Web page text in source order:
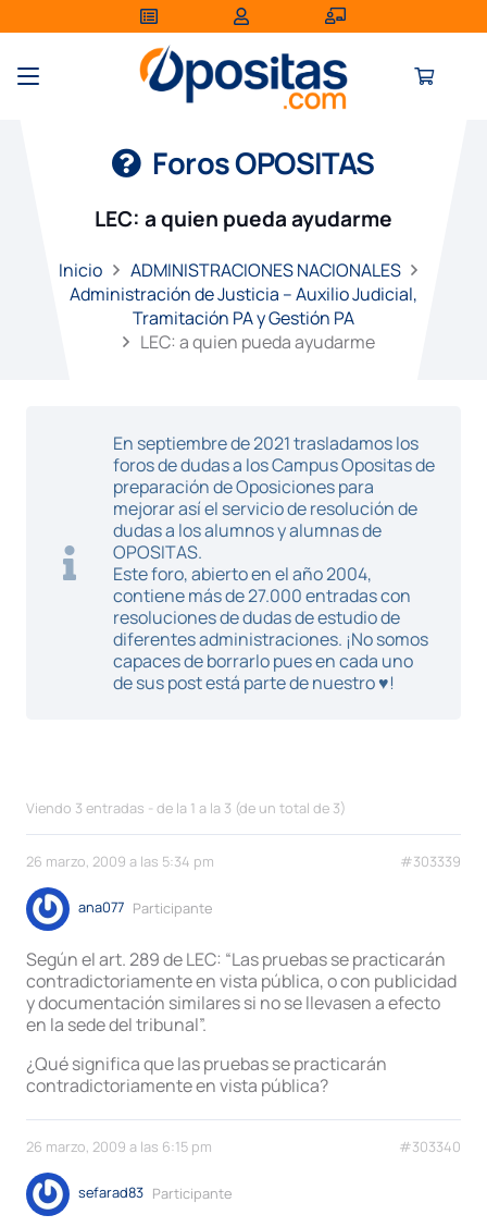
Foros OPOSITAS
LEC: a quien pueda ayudarme
Inicio
ADMINISTRACIONES NACIONALES
Administración de Justicia – Auxilio Judicial,
Tramitación PA y Gestión PA
LEC: a quien pueda ayudarme
En septiembre de 2021 trasladamos los
foros de dudas a los Campus Opositas de
preparación de Oposiciones para
mejorar así el servicio de resolución de
dudas a los alumnos y alumnas de
OPOSITAS.
Este foro, abierto en el año 2004,
contiene más de 27.000 entradas con
resoluciones de dudas de estudio de
diferentes administraciones. ¡No somos
capaces de borrarlo pues en cada uno
de sus post está parte de nuestro ♥!
Viendo 3 entradas - de la 1 a la 3 (de un total de 3)
26 marzo, 2009 a las 5:34 pm #303339
ana077 Participante
Según el art. 289 de LEC: “Las pruebas se practicarán
contradictoriamente en vista pública, o con publicidad
y documentación similares si no se llevasen a efecto
en la sede del tribunal”.
¿Qué significa que las pruebas se practicarán
contradictoriamente en vista pública?
26 marzo, 2009 a las 6:15 pm #303340
sefarad83 Participante